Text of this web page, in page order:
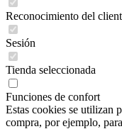
Reconocimiento del
Sesión
Tienda seleccionada
Funciones de confort
Estas cookies se utilizan
compra, por ejemplo,